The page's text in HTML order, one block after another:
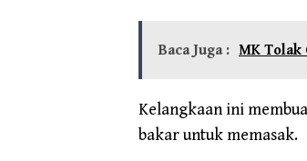
Baca Juga : MK Tolak
Kelangkaan ini
bakar untuk memasak.